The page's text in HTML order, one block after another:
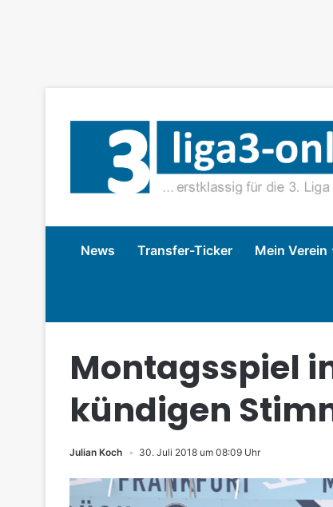
News Transfer-Ticker Mein Verein
Montagsspiel
kündigen
Julian Koch 30. Juli 2018 um 08:09 Uhr